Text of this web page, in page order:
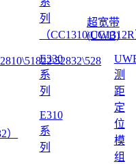
）
列
（
E330
系
列
E310
系
列
超宽带
(UWB)
测
距
定
位
模
组